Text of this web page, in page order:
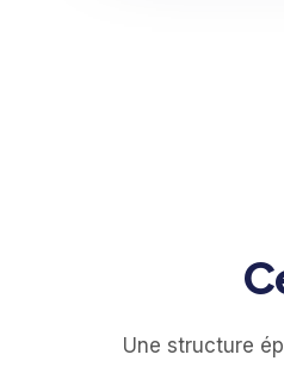
Une structure